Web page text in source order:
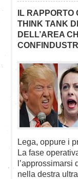
IL RAPPORTO
THINK TANK
DELL’AREA
Lega, oppure i
La fase
l’approssimarsi
nella destra